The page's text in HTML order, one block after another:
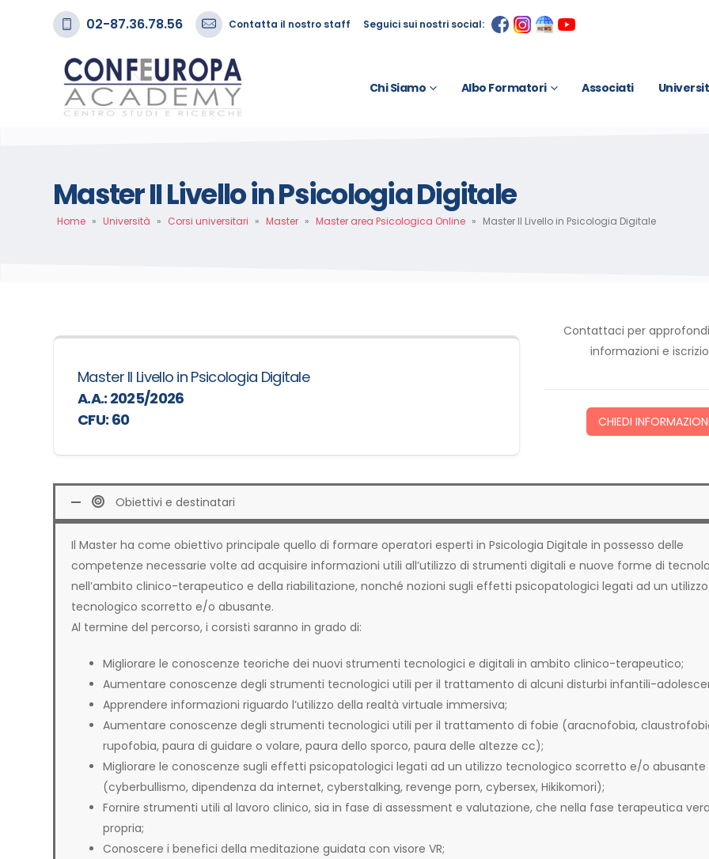
02-87.36.78.56 Contatta il nostro staff Seguici sui nostri social:
Chi Siamo Albo Formatori Associati
Master II Livello in Psicologia Digitale
Home » Università » Corsi universitari » Master » Master area Psicologica Online » Master II Livello in Psicologia Digitale
Master II Livello in Psicologia Digitale
A.A.: 2025/2026
CFU: 60
Contattaci per
informazioni e
CHIEDI
Obiettivi e destinatari
Il Master ha come obiettivo principale quello di formare operatori esperti in Psicologia Digitale in possesso delle
competenze necessarie volte ad acquisire informazioni utili all’utilizzo di strumenti digitali e nuove forme di
nell’ambito clinico-terapeutico e della riabilitazione, nonché nozioni sugli effetti psicopatologici legati ad un utilizzo
tecnologico scorretto e/o abusante.
Al termine del percorso, i corsisti saranno in grado di:
Migliorare le conoscenze teoriche dei nuovi strumenti tecnologici e digitali in ambito clinico-terapeutico;
Aumentare conoscenze degli strumenti tecnologici utili per il trattamento di alcuni disturbi infantili-
Apprendere informazioni riguardo l’utilizzo della realtà virtuale immersiva;
Aumentare conoscenze degli strumenti tecnologici utili per il trattamento di fobie (aracnofobia,
rupofobia, paura di guidare o volare, paura dello sporco, paura delle altezze cc);
Migliorare le conoscenze sugli effetti psicopatologici legati ad un utilizzo tecnologico scorretto e/o abusante
(cyberbullismo, dipendenza da internet, cyberstalking, revenge porn, cybersex, Hikikomori);
Fornire strumenti utili al lavoro clinico, sia in fase di assessment e valutazione, che nella fase terapeutica
propria;
Conoscere i benefici della meditazione guidata con visore VR;